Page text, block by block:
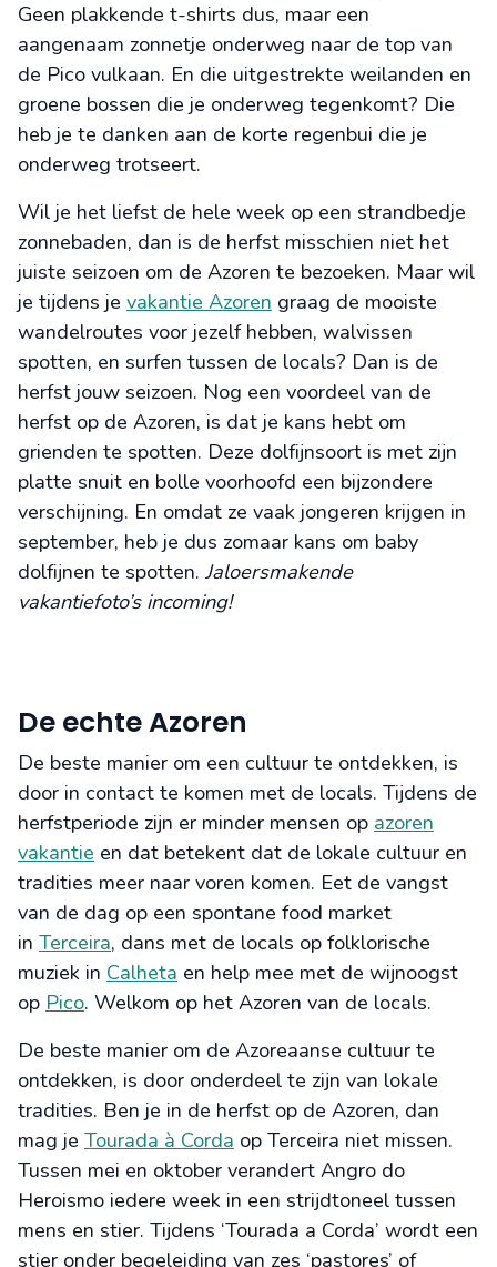
Geen plakkende t-shirts dus, maar een
aangenaam zonnetje onderweg naar de top van
de Pico vulkaan. En die uitgestrekte weilanden en
groene bossen die je onderweg tegenkomt? Die
heb je te danken aan de korte regenbui die je
onderweg trotseert.
Wil je het liefst de hele week op een strandbedje
zonnebaden, dan is de herfst misschien niet het
juiste seizoen om de Azoren te bezoeken. Maar wil
je tijdens je vakantie Azoren graag de mooiste
wandelroutes voor jezelf hebben, walvissen
spotten, en surfen tussen de locals? Dan is de
herfst jouw seizoen. Nog een voordeel van de
herfst op de Azoren, is dat je kans hebt om
grienden te spotten. Deze dolfijnsoort is met zijn
platte snuit en bolle voorhoofd een bijzondere
verschijning. En omdat ze vaak jongeren krijgen in
september, heb je dus zomaar kans om baby
dolfijnen te spotten. Jaloersmakende
vakantiefoto’s incoming!
De echte Azoren
De beste manier om een cultuur te ontdekken, is
door in contact te komen met de locals. Tijdens de
herfstperiode zijn er minder mensen op azoren
vakantie en dat betekent dat de lokale cultuur en
tradities meer naar voren komen. Eet de vangst
van de dag op een spontane food market
in Terceira, dans met de locals op folklorische
muziek in Calheta en help mee met de wijnoogst
op Pico. Welkom op het Azoren van de locals.
De beste manier om de Azoreaanse cultuur te
ontdekken, is door onderdeel te zijn van lokale
tradities. Ben je in de herfst op de Azoren, dan
mag je Tourada à Corda op Terceira niet missen.
Tussen mei en oktober verandert Angro do
Heroismo iedere week in een strijdtoneel tussen
mens en stier. Tijdens ‘Tourada a Corda’ wordt een
stier onder begeleiding van zes ‘pastores’ of